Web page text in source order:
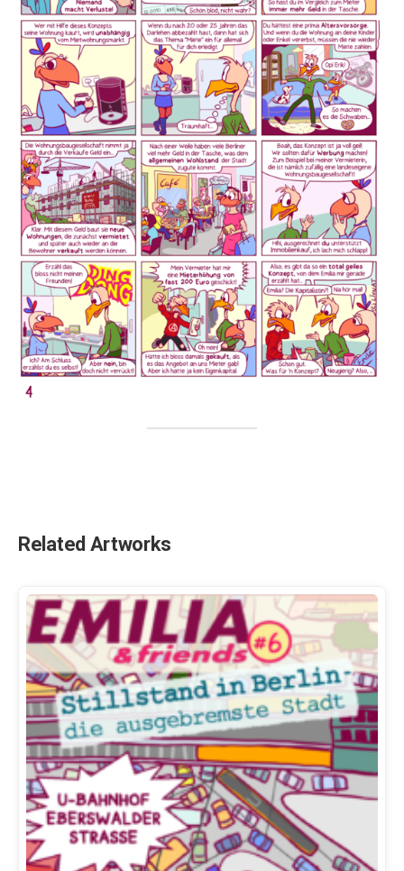
Related Artworks